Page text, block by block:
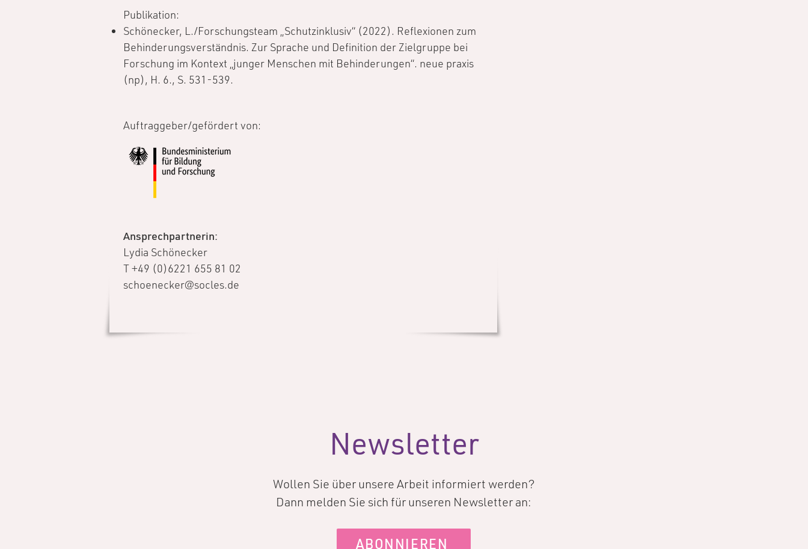
Publikation:
Schönecker, L./Forschungsteam „Schutzinklusiv“ (2022). Reflexionen zum
Behinderungsverständnis. Zur Sprache und Definition der Zielgruppe bei
Forschung im Kontext „junger Menschen mit Behinderungen“. neue praxis
(np), H. 6., S. 531-539.
Auftraggeber/gefördert von:
Ansprechpartnerin:
Lydia Schönecker
T +49 (0)6221 655 81 02
schoenecker@socles.de
Newsletter
Wollen Sie über unsere Arbeit informiert werden?
Dann melden Sie sich für unseren Newsletter an:
ABONNIEREN